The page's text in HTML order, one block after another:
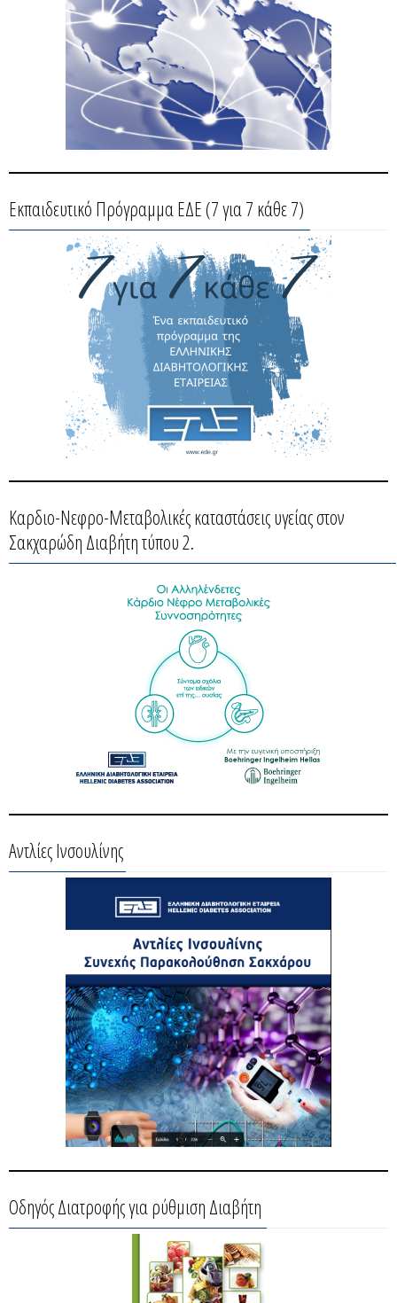
Εκπαιδευτικό Πρόγραμμα ΕΔΕ (7 για 7 κάθε 7)
Καρδιο-Νεφρο-Μεταβολικές καταστάσεις υγείας στον
Σακχαρώδη Διαβήτη τύπου 2.
Αντλίες Ινσουλίνης
Οδηγός Διατροφής για ρύθμιση Διαβήτη